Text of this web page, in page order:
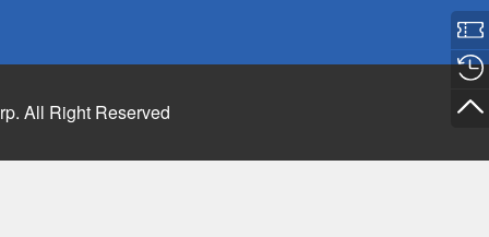
All Right Reserved